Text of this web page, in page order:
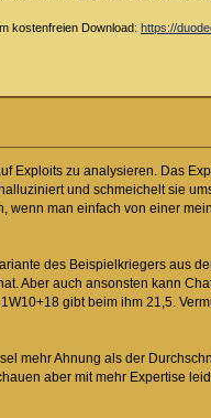
kostenfreien Download: https://
Exploits zu analysieren. Das
und schmeichelt sie
wenn man einfach von einer
des Beispielkriegers aus
Aber auch ansonsten kann
gibt beim ihm 21,5.
mehr Ahnung als der
aber mit mehr Expertise